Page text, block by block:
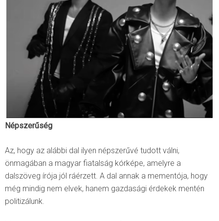
Népszerűség
Az, hogy az alábbi dal ilyen népszerűvé tudott válni,
önmagában a magyar fiatalság kórképe, amelyre a
dalszöveg írója jól ráérzett. A dal annak a mementója, hogy
még mindig nem elvek, hanem gazdasági érdekek mentén
politizálunk.